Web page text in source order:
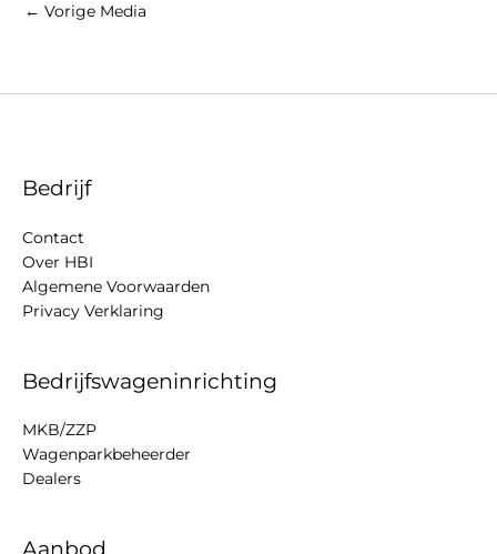
← Vorige Media
Bedrijf
Contact
Over HBI
Algemene Voorwaarden
Privacy Verklaring
Bedrijfswageninrichting
MKB/ZZP
Wagenparkbeheerder
Dealers